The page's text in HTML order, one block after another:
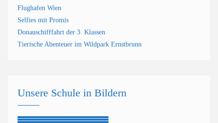
Flughafen Wien
Selfies mit Promis
Donauschifffahrt der 3. Klassen
Tierische Abenteuer im Wildpark Ernstbrunn
Unsere Schule in Bildern